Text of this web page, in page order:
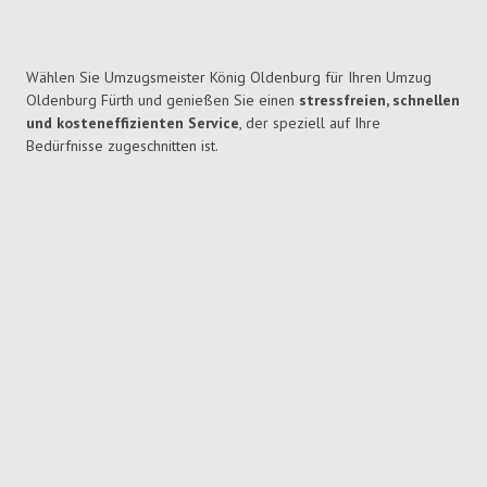
Wählen Sie Umzugsmeister König Oldenburg für Ihren Umzug
Oldenburg Fürth und genießen Sie einen stressfreien, schnellen
und kosteneffizienten Service, der speziell auf Ihre
Bedürfnisse zugeschnitten ist.